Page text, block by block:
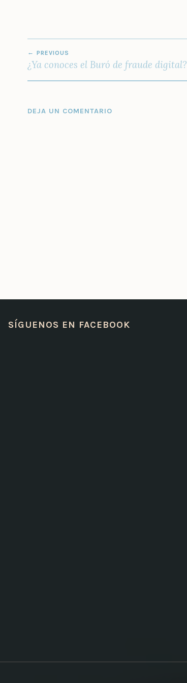
DE
PREVIOUS
¿Ya conoces el Buró de fraude digital?
DEJA UN COMENTARIO
SÍGUENOS EN FACEBOOK